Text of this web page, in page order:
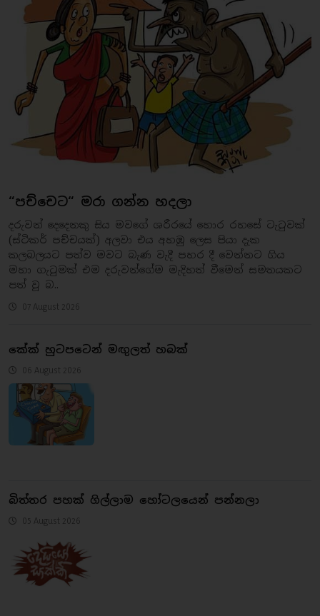
“පච්චෙට“ මරා ගන්න හදලා
දරුවන් දෙදෙනකු සිය මවගේ ශරීරයේ හොර රහසේ ටැටුවක්
(ස්ටිකර් පච්චයක්) අලවා එය අහඹු ලෙස පියා දැක
කලබලයට පත්ව මවට බැණ වැදී පහර දී වෙන්නට ගිය
මහා ගැටුමක් එම දරුවන්ගේම මැදිහත් වීමෙන් සමතයකට
පත් වූ බ..
07 August 2026
කේක් හුටපටෙන් මඟු‍ලත් හබක්
06 August 2026
බිත්තර පහක් ගිල්ලාම හෝටලයෙන් පන්නලා
05 August 2026